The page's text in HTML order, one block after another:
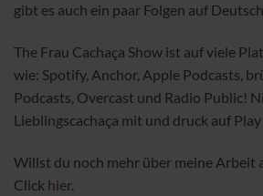
gibt es auch ein paar Folgen auf
The Frau Cachaça Show ist auf viele
wie: Spotify, Anchor, Apple Podcasts,
Podcasts, Overcast und Radio Public!
Lieblingscachaça mit und druck auf Play!
Willst du noch mehr über meine Arbeit
Click hier.